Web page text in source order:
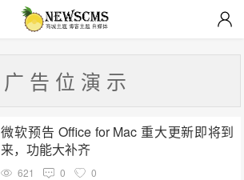
广 告 位 演 示
微软预告 Office for Mac 重大更新即将到
来，功能大补齐
621 0 0